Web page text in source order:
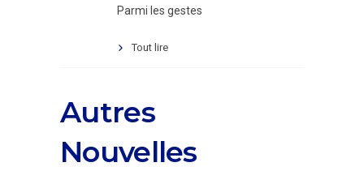
Parmi les gestes
Tout lire
Autres
Nouvelles